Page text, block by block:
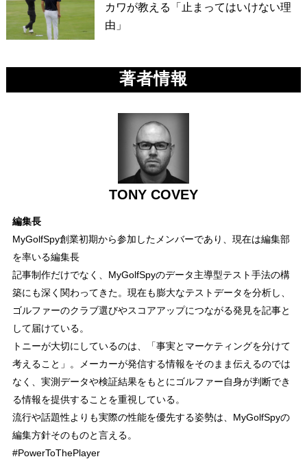
カワが教える「止まってはいけない理
由」
著者情報
TONY COVEY
編集長
MyGolfSpy創業初期から参加したメンバーであり、現在は編集部
を率いる編集長
記事制作だけでなく、MyGolfSpyのデータ主導型テスト手法の構
築にも深く関わってきた。現在も膨大なテストデータを分析し、
ゴルファーのクラブ選びやスコアアップにつながる発見を記事と
して届けている。
トニーが大切にしているのは、「事実とマーケティングを分けて
考えること」。メーカーが発信する情報をそのまま伝えるのでは
なく、実測データや検証結果をもとにゴルファー自身が判断でき
る情報を提供することを重視している。
流行や話題性よりも実際の性能を優先する姿勢は、MyGolfSpyの
編集方針そのものと言える。
#PowerToThePlayer